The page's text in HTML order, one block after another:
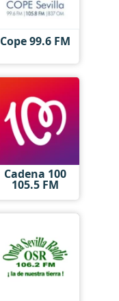
Cope 99.6 FM
Cadena 100
105.5 FM